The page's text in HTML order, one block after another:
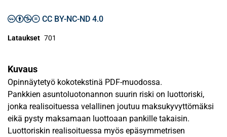
CC BY-NC-ND 4.0
Lataukset 701
Kuvaus
Opinnäytetyö kokotekstinä PDF-muodossa.
Pankkien asuntoluotonannon suurin riski on luottoriski,
jonka realisoituessa velallinen joutuu maksukyvyttömäksi
eikä pysty maksamaan luottoaan pankille takaisin.
Luottoriskin realisoituessa myös epäsymmetrisen